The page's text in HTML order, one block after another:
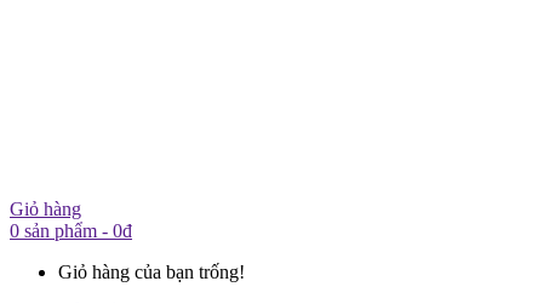
Giỏ hàng
0 sản phẩm - 0đ
Giỏ hàng của bạn trống!